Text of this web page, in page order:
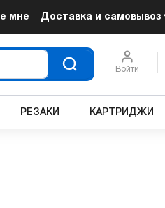
мне Доставка и самовывоз
Войти
РЕЗАКИ КАРТРИДЖИ